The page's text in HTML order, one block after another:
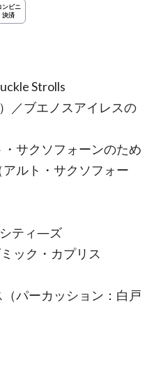
Strolls
／ブエノスアイレスの
サクソフォーンのため
ルト・サクソフォー
シティ―ズ
ック・カプリス
パーカッション：白戸